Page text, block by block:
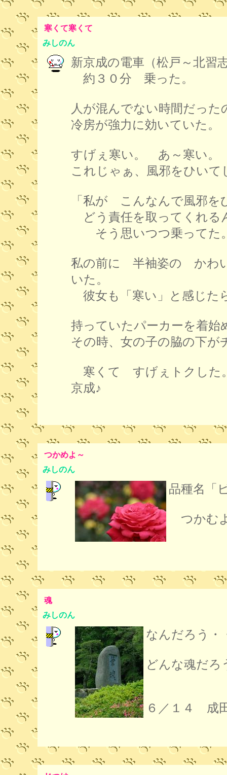
寒くて寒くて
みしのん
新京成の電車（松戸～北習
約３０分 乗った。
人が混んでない時間だった
冷房が強力に効いていた。
すげぇ寒い。 あ～寒い。
これじゃぁ、風邪をひいて
「私が こんなんで風邪を
どう責任を取ってくれる
そう思いつつ乗ってた
私の前に 半袖姿の かわ
いた。
彼女も「寒い」と感じた
持っていたパーカーを着始
その時、女の子の脇の下が
寒くて すげぇトクした
京成♪
つかめよ～
みしのん
品種名「
つかむ
魂
みしのん
なんだろう
どんな魂だろ
６／１４ 成